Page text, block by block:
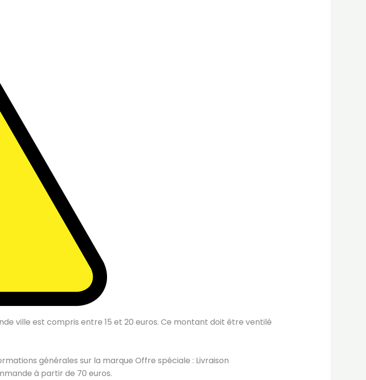
ville est compris entre 15 et 20 euros. Ce montant doit être ventilé
générales sur la marque Offre spéciale : Livraison
à partir de 70 euros.